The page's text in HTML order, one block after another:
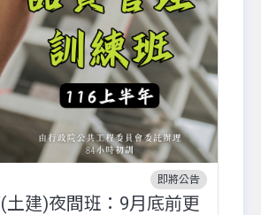
即將公告
土建)夜間班：9月底前更